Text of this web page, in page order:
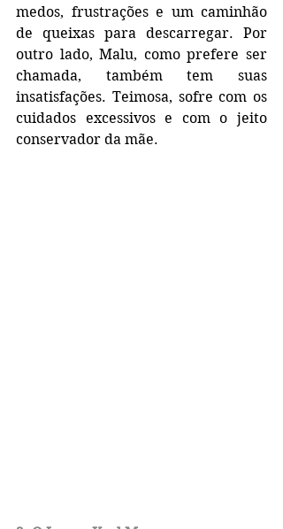
medos, frustrações e um caminhão
de queixas para descarregar. Por
outro lado, Malu, como prefere ser
chamada, também tem suas
insatisfações. Teimosa, sofre com os
cuidados excessivos e com o jeito
conservador da mãe.